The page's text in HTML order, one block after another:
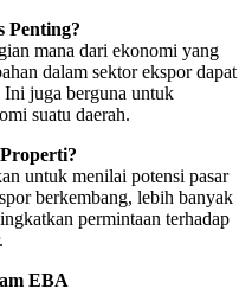
Penting?
mana dari ekonomi yang
dalam sektor ekspor dapat
juga berguna untuk
suatu daerah.
untuk menilai potensi pasar
berkembang, lebih banyak
permintaan terhadap
EBA